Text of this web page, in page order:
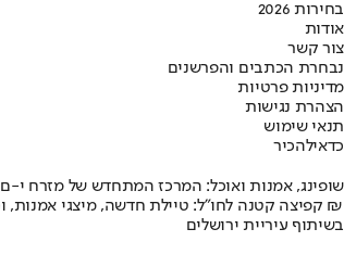
בחירות 2026
אודות
צור קשר
נבחרת הכתבים והפרשנים
מדיניות פרטיות
הצהרת נגישות
תנאי שימוש
כדאילהכיר
שופינג, אמנות ואוכל: המרכז המתחדש של מזרח י-ם
קפיצה קטנה לחו"ל: טיילת חדשה, מיצגי אמנות, וכיכרות משופצות בהשקעה של 100 מיליון ₪
בשיתוף עיריית ירושלים